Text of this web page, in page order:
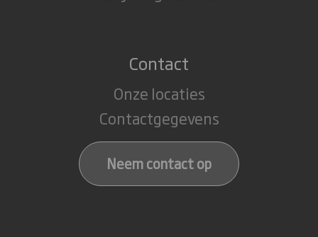
Contact
Onze locaties
Contactgegevens
Neem contact op